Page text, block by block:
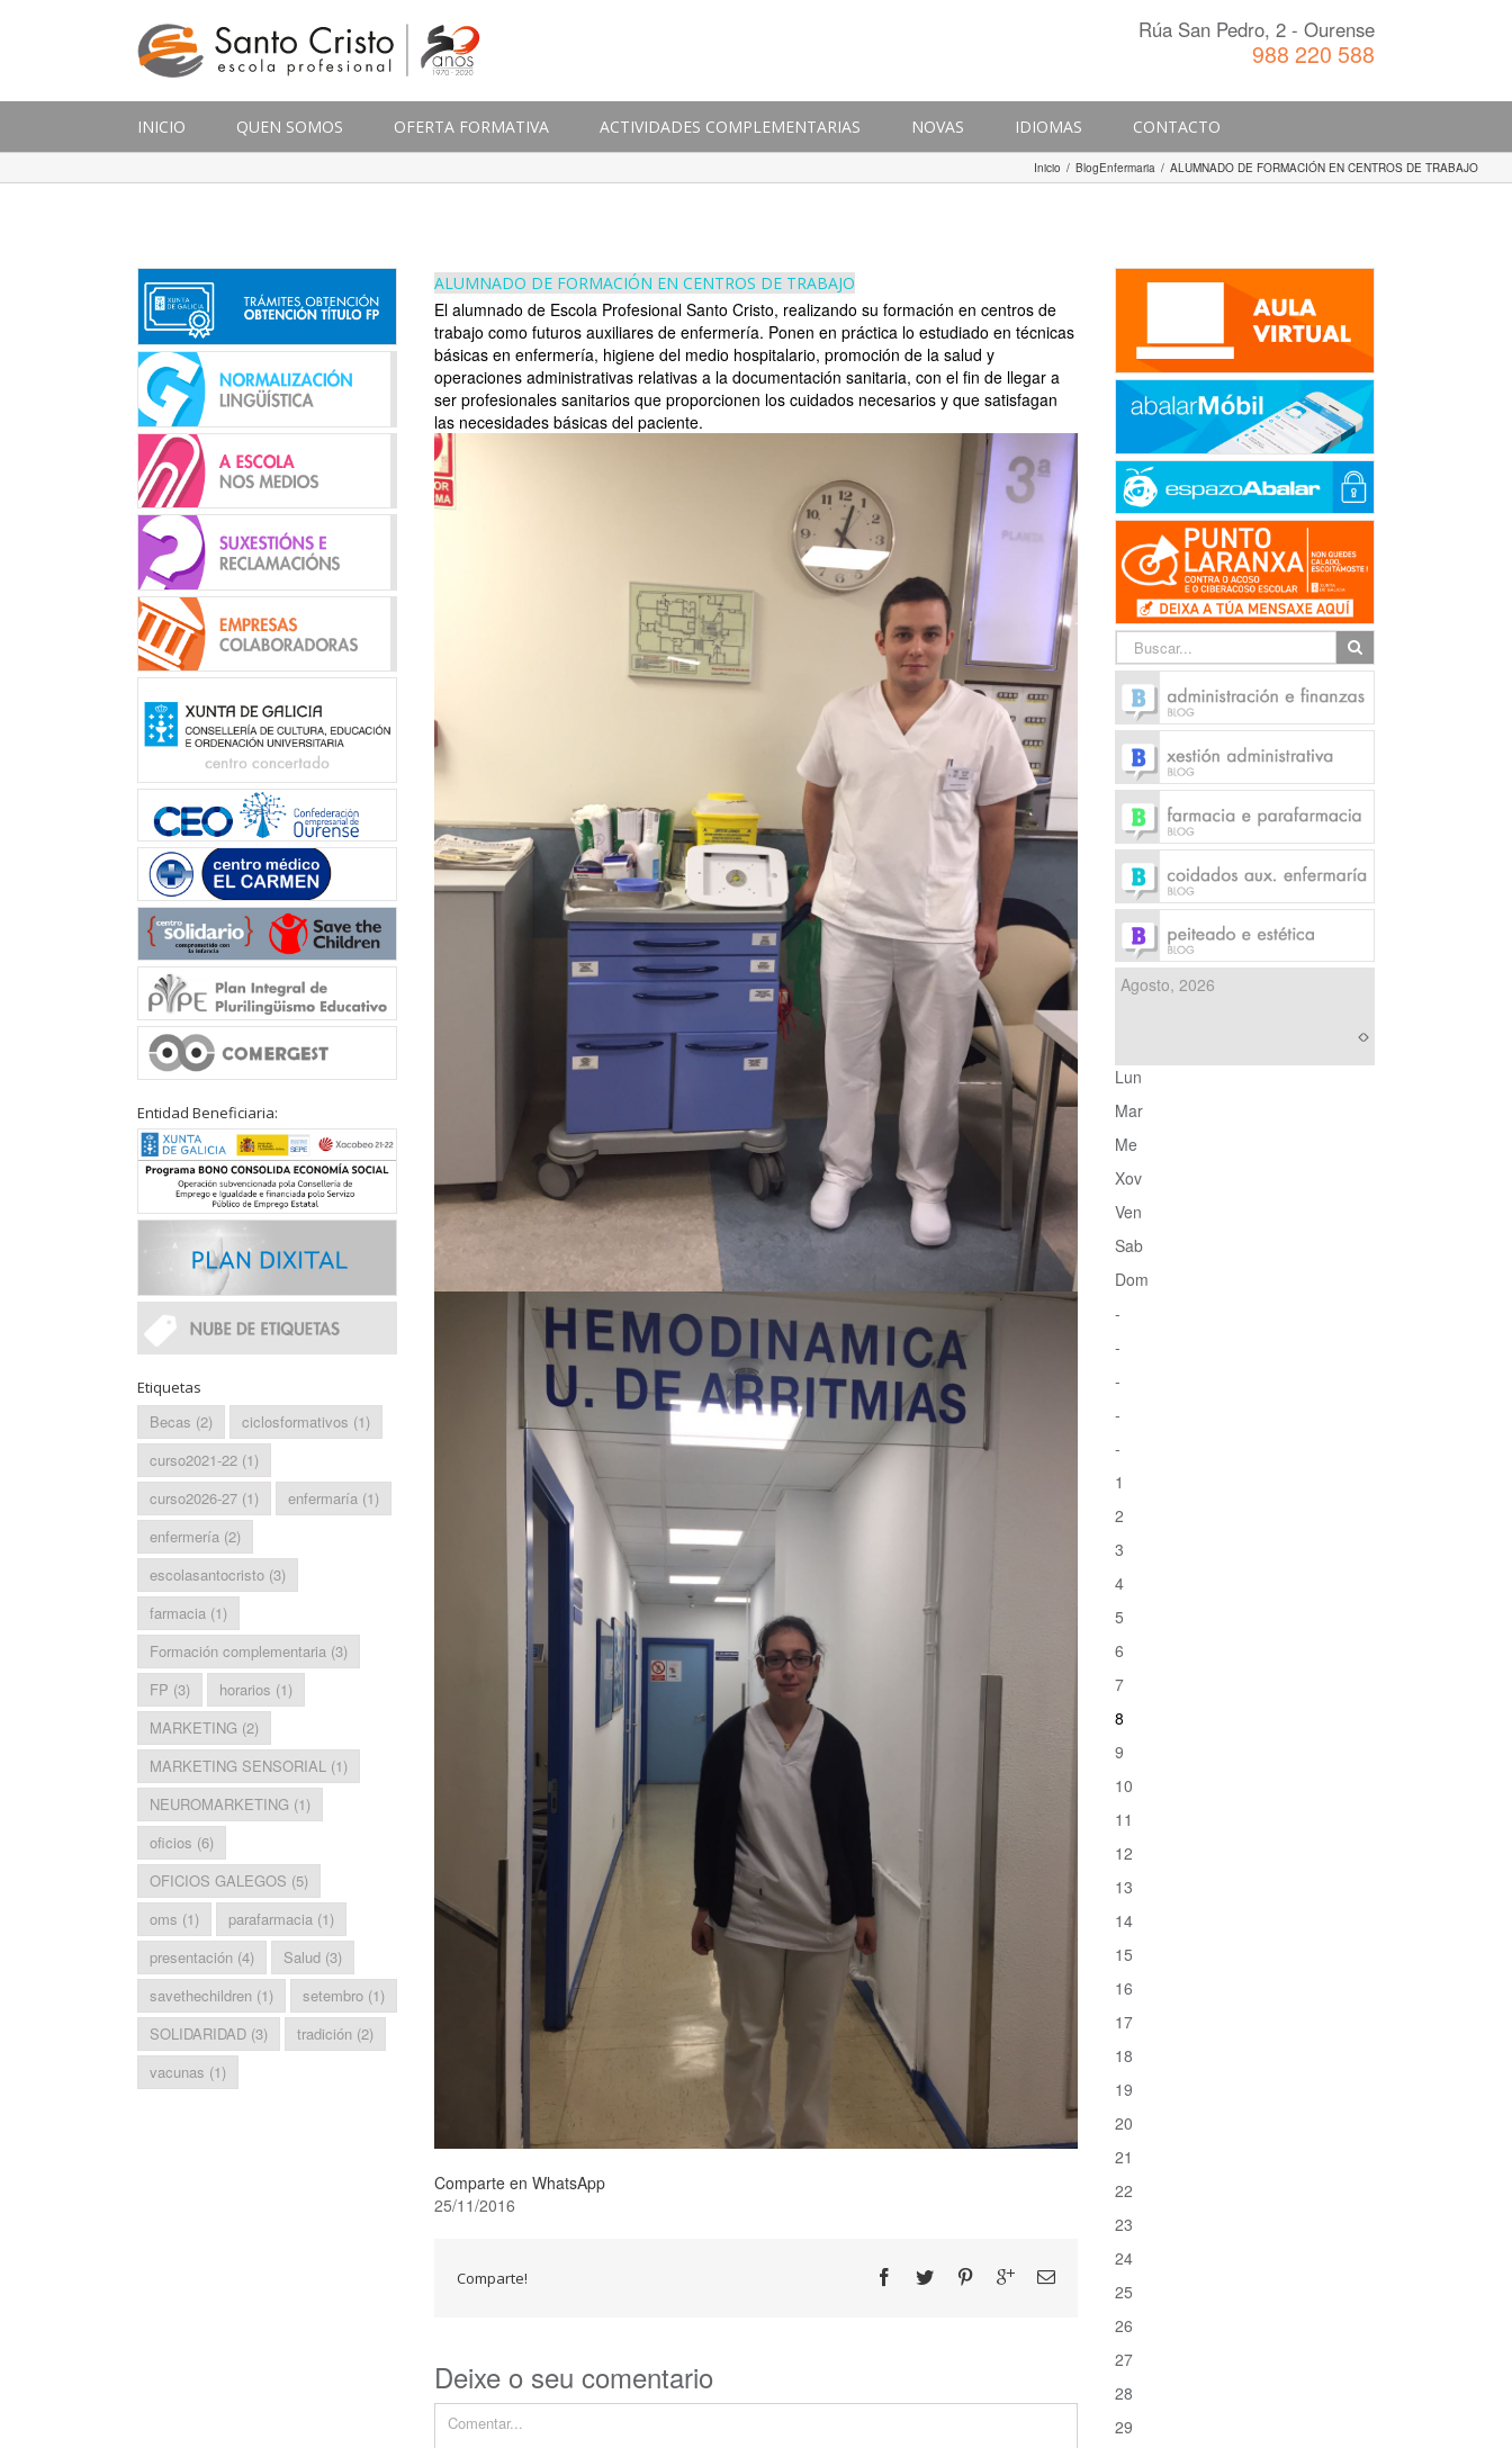
Rúa San Pedro, 2 - Ourense
988 220 588
INICIO QUEN SOMOS OFERTA FORMATIVA ACTIVIDADES COMPLEMENTARIAS NOVAS IDIOMAS CONTACTO
Inicio / BlogEnfermaria / ALUMNADO DE FORMACIÓN EN CENTROS DE TRABAJO
ALUMNADO DE FORMACIÓN EN CENTROS DE TRABAJO
El alumnado de Escola Profesional Santo Cristo, realizando su formación en centros de
trabajo como futuros auxiliares de enfermería. Ponen en práctica lo estudiado en técnicas
básicas en enfermería, higiene del medio hospitalario, promoción de la salud y
operaciones administrativas relativas a la documentación sanitaria, con el fin de llegar a
ser profesionales sanitarios que proporcionen los cuidados necesarios y que satisfagan
las necesidades básicas del paciente.
Comparte en WhatsApp
25/11/2016
Comparte!
Deixe o seu comentario
Entidad Beneficiaria:
Etiquetas
Becas (2) ciclosformativos (1)
curso2021-22 (1)
curso2026-27 (1) enfermaría (1)
enfermería (2)
escolasantocristo (3)
farmacia (1)
Formación complementaria (3)
FP (3) horarios (1)
MARKETING (2)
MARKETING SENSORIAL (1)
NEUROMARKETING (1)
oficios (6)
OFICIOS GALEGOS (5)
oms (1) parafarmacia (1)
presentación (4) Salud (3)
savethechildren (1) setembro (1)
SOLIDARIDAD (3) tradición (2)
vacunas (1)
Agosto, 2026
Lun
Mar
Me
Xov
Ven
Sab
Dom
-
-
-
-
-
1
2
3
4
5
6
7
8
9
10
11
12
13
14
15
16
17
18
19
20
21
22
23
24
25
26
27
28
29